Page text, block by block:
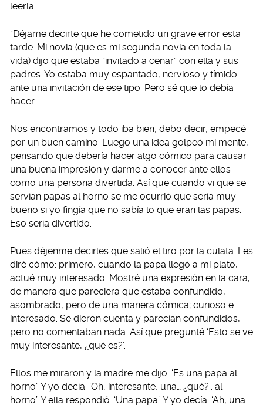
leerla:
“Déjame decirte que he cometido un grave error esta
tarde. Mi novia (que es mi segunda novia en toda la
vida) dijo que estaba “invitado a cenar” con ella y sus
padres. Yo estaba muy espantado, nervioso y tímido
ante una invitación de ese tipo. Pero sé que lo debía
hacer.
Nos encontramos y todo iba bien, debo decir, empecé
por un buen camino. Luego una idea golpeó mi mente,
pensando que debería hacer algo cómico para causar
una buena impresión y darme a conocer ante ellos
como una persona divertida. Así que cuando vi que se
servían papas al horno se me ocurrió que sería muy
bueno si yo fingía que no sabía lo que eran las papas.
Eso sería divertido.
Pues déjenme decirles que salió el tiro por la culata. Les
diré cómo: primero, cuando la papa llegó a mi plato,
actué muy interesado. Mostré una expresión en la cara,
de manera que pareciera que estaba confundido,
asombrado, pero de una manera cómica; curioso e
interesado. Se dieron cuenta y parecían confundidos,
pero no comentaban nada. Así que pregunté ‘Esto se ve
muy interesante, ¿qué es?’.
Ellos me miraron y la madre me dijo: ‘Es una papa al
horno’. Y yo decía: ‘Oh, interesante, una… ¿qué?.. al
horno’. Y ella respondió: ‘Una papa’. Y yo decía: ‘Ah, una